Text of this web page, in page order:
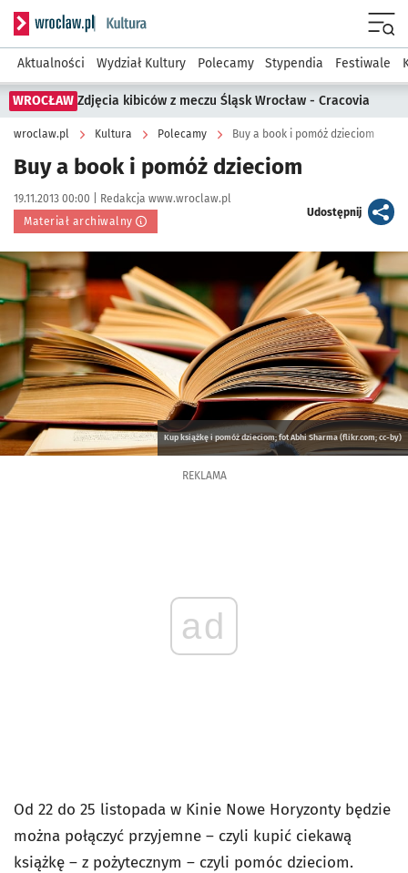
Serwis informacyjny wroclaw.pl podserwis: Kultura
Aktualności Wydział Kultury Polecamy Stypendia Festiwale
WROCŁAW Zdjęcia kibiców z meczu Śląsk Wrocław - Cracovia
wroclaw.pl Kultura Polecamy Buy a book i pomóż dzieciom
Buy a book i pomóż dzieciom
Data publikacji:
19.11.2013 00:00 | Autor:
Redakcja www.wroclaw.pl
Materiał archiwalny
Udostępnijartykuł
Kliknij, aby powiększyć
Kup książkę i pomóż dzieciom; fot Abhi Sharma (flikr.com; cc-by)
REKLAMA
ad
Od 22 do 25 listopada w Kinie Nowe Horyzonty będzie
można połączyć przyjemne – czyli kupić ciekawą
książkę – z pożytecznym – czyli pomóc dzieciom.